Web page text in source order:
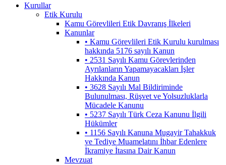
Kurullar
Etik Kurulu
Kamu Görevlileri Etik Davranış İlkeleri
Kanunlar
• Kamu Görevlileri Etik Kurulu kurulması
hakkında 5176 sayılı Kanun
• 2531 Sayılı Kamu Görevlerinden
Ayrılanların Yapamayacakları İşler
Hakkında Kanun
• 3628 Sayılı Mal Bildiriminde
Bulunulması, Rüşvet ve Yolsuzluklarla
Mücadele Kanunu
• 5237 Sayılı Türk Ceza Kanunu İlgili
Hükümler
• 1156 Sayılı Kanuna Mugayir Tahakkuk
ve Tediye Muamelatını İhbar Edenlere
İkramiye İtasına Dair Kanun
Mevzuat